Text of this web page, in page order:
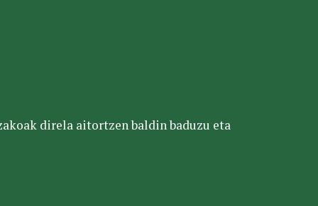
direla aitortzen baldin baduzu eta